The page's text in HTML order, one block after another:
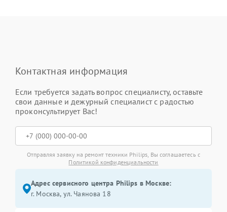
Контактная информация
Если требуется задать вопрос специалисту, оставьте
свои данные и дежурный специалист с радостью
проконсультирует Вас!
Отправляя заявку на ремонт техники Philips, Вы соглашаетесь с
Политикой конфиденциальности
Адрес сервисного центра Philips в Москве:
г. Москва, ул. Чаянова 18